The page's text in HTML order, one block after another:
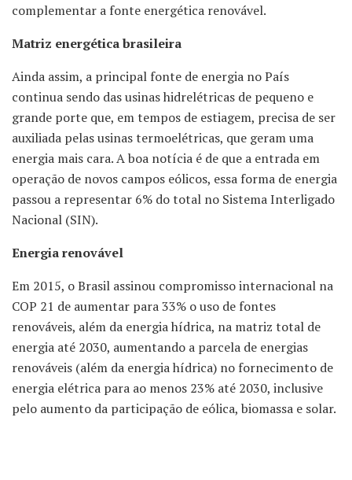
complementar a fonte energética renovável.
Matriz energética brasileira
Ainda assim, a principal fonte de energia no País
continua sendo das usinas hidrelétricas de pequeno e
grande porte que, em tempos de estiagem, precisa de ser
auxiliada pelas usinas termoelétricas, que geram uma
energia mais cara. A boa notícia é de que a entrada em
operação de novos campos eólicos, essa forma de energia
passou a representar 6% do total no Sistema Interligado
Nacional (SIN).
Energia renovável
Em 2015, o Brasil assinou compromisso internacional na
COP 21 de aumentar para 33% o uso de fontes
renováveis, além da energia hídrica, na matriz total de
energia até 2030, aumentando a parcela de energias
renováveis (além da energia hídrica) no fornecimento de
energia elétrica para ao menos 23% até 2030, inclusive
pelo aumento da participação de eólica, biomassa e solar.